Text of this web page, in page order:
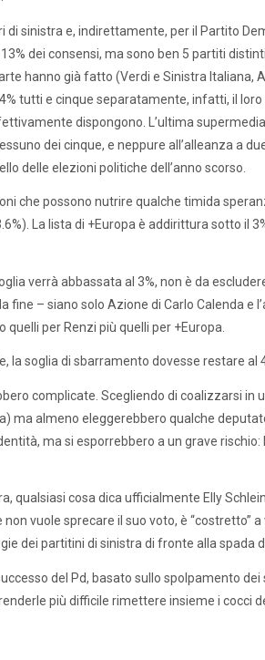
di sinistra e, indirettamente, per il Partito
dei consensi, ma sono ben 5 partiti
hanno già fatto (Verdi e Sinistra Italiana,
tutti e cinque separatamente, infatti, il
dispongono. L’ultima
dei cinque, e neppure all’alleanza a
delle elezioni politiche dell’anno scorso.
che possono nutrire qualche timida
La lista di +Europa è addirittura sotto il
verrà abbassata al 3%, non è da
– siano solo Azione di Carlo Calenda e
per Renzi più quelli per +Europa.
la soglia di sbarramento dovesse restare al
complicate. Scegliendo di coalizzarsi in
ma almeno eleggerebbero qualche
ma si esporrebbero a un grave rischio:
qualsiasi cosa dica ufficialmente Elly
vuole sprecare il suo voto, è “costretto”
dei partitini di sinistra di fronte alla spada
del Pd, basato sullo spolpamento
più difficile rimettere insieme i cocci